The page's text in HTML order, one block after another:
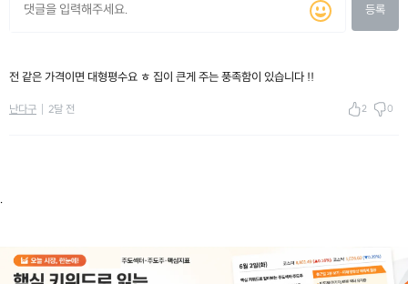
등록
전 같은 가격이면 대형평수요 ㅎ 집이 큰게 주는 풍족함이 있습니다 !!
난다구 2달 전 2 0
.